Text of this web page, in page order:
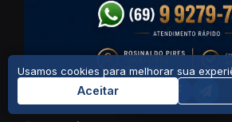
Usamos cookies para melhorar sua
Aceitar